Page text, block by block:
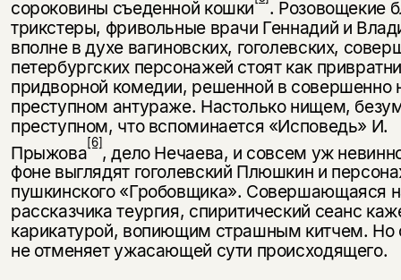
сороковины съеденной кошки
. Розовощекие
трикстеры, фривольные врачи Геннадий и
вполне в духе вагиновских, гоголевских,
петербург­ских персонажей стоят как
придворной комедии, решенной в
преступном ан­тураже. Настолько нищем,
преступном, что вспоминается «Ис­поведь» И.
Прыжова[6], дело Нечаева, и совсем уж
фоне вы­глядят гоголевский Плюшкин и
пушкинского «Гробовщика». Со­вершающаяся
рассказчика теургия, спиритический сеанс
карикатурой, вопиющим страшным китчем. Но
не отменяет ужа­сающей сути происходящего.